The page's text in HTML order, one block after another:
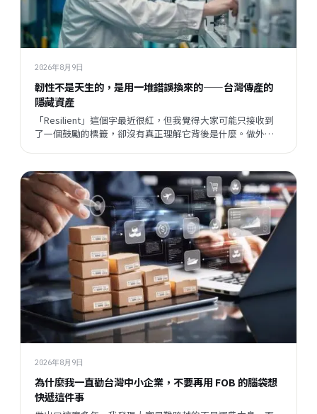
2026年8月9日
韌性不是天生的，是用一堆錯誤換來的——台灣傳產的
隱藏資產
「Resilient」這個字最近很紅，但我覺得大家可能只接收到
了一個鼓勵的標籤，卻沒有真正理解它背後是什麼。做外銷
2026年8月9日
為什麼我一直勸台灣中小企業，不要再用 FOB 的腦袋想
快遞這件事